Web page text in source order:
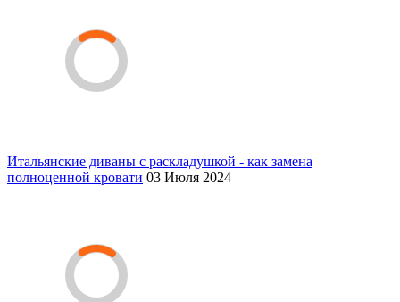
Итальянские диваны с раскладушкой - как замена
полноценной кровати 03 Июля 2024